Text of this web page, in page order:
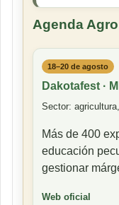
Agenda
18–20 de agosto
Dakotafest ·
Sector:
Más de 400
educación
gestionar
Web oficial